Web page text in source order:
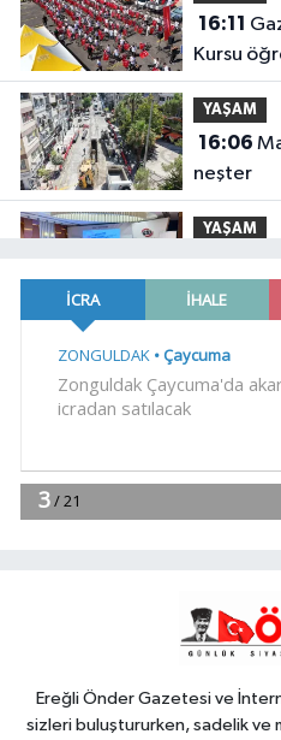
16:11
Kursu
YAŞAM
16:06
neşter
YAŞAM
haber
15:58Sakarya'da 3 mahalleye
15:51
ulaşım
Ereğli Önder Gazetesi ve
sizleri buluştururken, sadelik ve